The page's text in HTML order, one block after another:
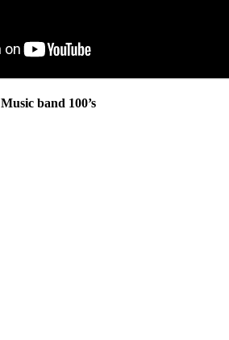
Music band 100’s